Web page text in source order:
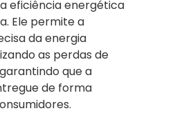
eficiência energética
Ele permite a
da energia
as perdas de
que a
de forma